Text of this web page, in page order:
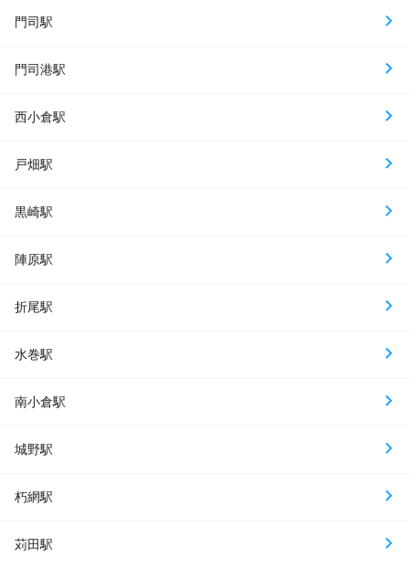
門司駅
門司港駅
西小倉駅
戸畑駅
黒崎駅
陣原駅
折尾駅
水巻駅
南小倉駅
城野駅
朽網駅
苅田駅